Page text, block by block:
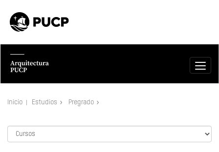
Inicio Estudios Pregrado